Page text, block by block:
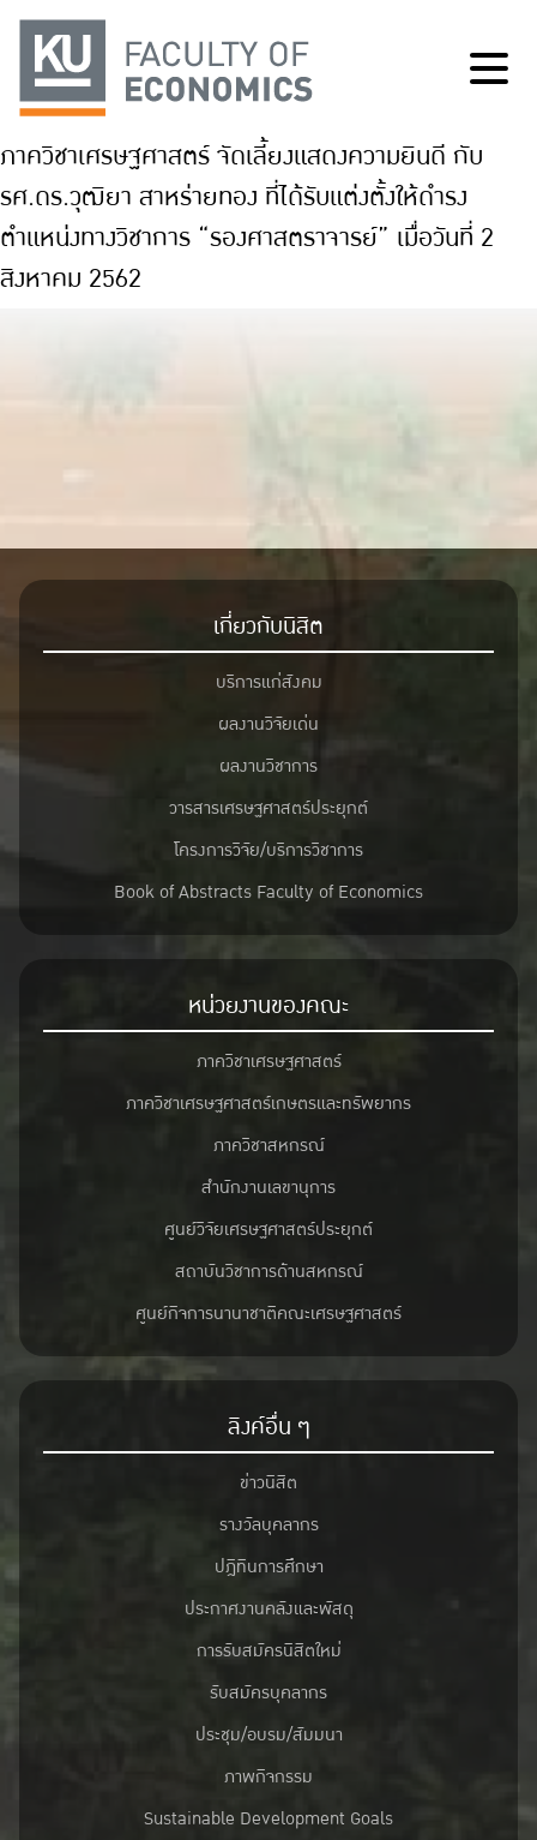
ภาควิชาเศรษฐศาสตร์ จัดเลี้ยงแสดงความยินดี กับ
รศ.ดร.วุฒิยา สาหร่ายทอง ที่ได้รับแต่งตั้งให้ดำรง
ตำแหน่งทางวิชาการ “รองศาสตราจารย์” เมื่อวันที่ 2
สิงหาคม 2562
เกี่ยวกับนิสิต
บริการแก่สังคม
ผลงานวิจัยเด่น
ผลงานวิชาการ
วารสารเศรษฐศาสตร์ประยุกต์
โครงการวิจัย/บริการวิชาการ
Book of Abstracts Faculty of Economics
หน่วยงานของคณะ
ภาควิชาเศรษฐศาสตร์
ภาควิชาเศรษฐศาสตร์เกษตรและทรัพยากร
ภาควิชาสหกรณ์
สำนักงานเลขานุการ
ศูนย์วิจัยเศรษฐศาสตร์ประยุกต์
สถาบันวิชาการด้านสหกรณ์
ศูนย์กิจการนานาชาติคณะเศรษฐศาสตร์
ลิงค์อื่น ๆ
ข่าวนิสิต
รางวัลบุคลากร
ปฎิทินการศึกษา
ประกาศงานคลังและพัสดุ
การรับสมัครนิสิตใหม่
รับสมัครบุคลากร
ประชุม/อบรม/สัมมนา
ภาพกิจกรรม
Sustainable Development Goals